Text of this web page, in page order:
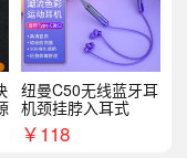
纽曼C50无线蓝牙耳
机颈挂脖入耳式
￥118